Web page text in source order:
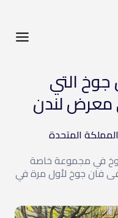
التي
لندن
المتحدة
في مجموعة خاصة
فان جوخ لأول مرة في